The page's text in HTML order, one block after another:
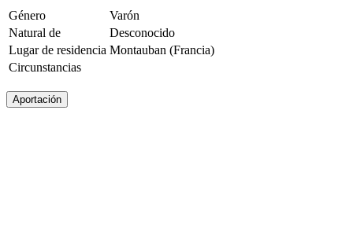
Género
Varón
Natural de
Desconocido
Lugar de residencia Montauban (Francia)
Circunstancias